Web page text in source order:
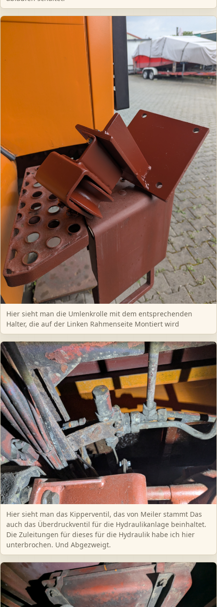
Hier sieht man die Umlenkrolle mit dem entsprechenden
Halter, die auf der Linken Rahmenseite Montiert wird
Hier sieht man das Kipperventil, das von Meiler stammt Das
auch das Überdruckventil für die Hydraulikanlage beinhaltet.
Die Zuleitungen für dieses für die Hydraulik habe ich hier
unterbrochen. Und Abgezweigt.